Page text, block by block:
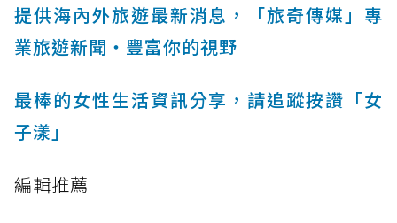
提供海內外旅遊最新消息，「旅奇傳媒」專
業旅遊新聞‧豐富你的視野
最棒的女性生活資訊分享，請追蹤按讚「女
子漾」
編輯推薦